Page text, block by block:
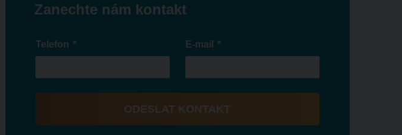
Zanechte nám kontakt
Telefon * E-mail *
ODESLAT KONTAKT